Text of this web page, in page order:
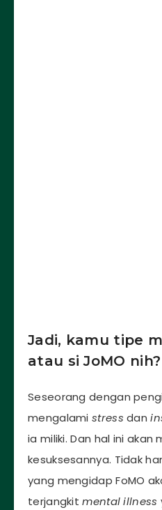
Jadi, kamu tipe
atau si JoMO nih?
Seseorang dengan
mengalamistress dan
ia miliki. Dan hal ini akan
kesuksesannya. Tidak
yang mengidap FoMO
terjangkitmental illness